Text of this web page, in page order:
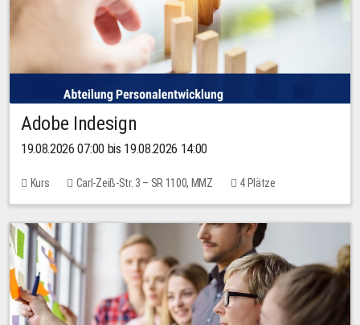
Adobe Indesign
19.08.2026 07:00 bis 19.08.2026 14:00
Kurs Carl-Zeiß-Str. 3 – SR 1100, MMZ 4 Plätze